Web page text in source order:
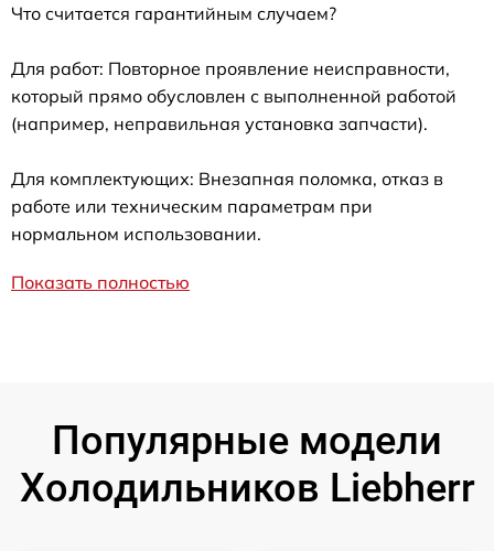
Что считается гарантийным случаем?
Для работ: Повторное проявление неисправности,
который прямо обусловлен с выполненной работой
(например, неправильная установка запчасти).
Для комплектующих: Внезапная поломка, отказ в
работе или техническим параметрам при
нормальном использовании.
Показать полностью
Популярные модели
Холодильников Liebherr